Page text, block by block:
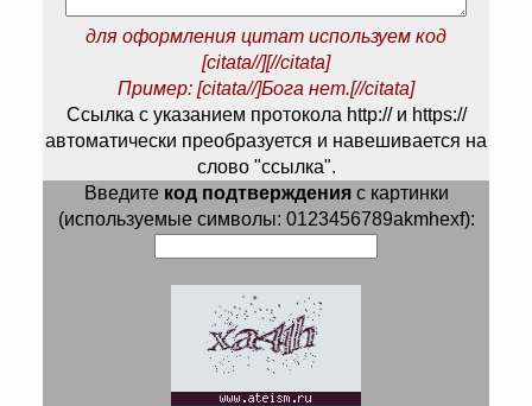
для оформления цитат используем код
[citata//][//citata]
Пример: [citata//]Бога нет.[//citata]
Ссылка с указанием протокола http:// и https://
автоматически преобразуется и навешивается на
слово "ссылка".
Введите код подтвержденияс картинки
(используемые символы: 0123456789akmhexf):